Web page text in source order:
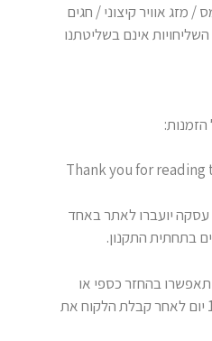
מזג אוויר קיצוני / חגים
אינם בשליטתנו
Thank you for
יועברו לאתר באחד
התקנון.
בהחזר כספי או
בטווח זמן של עד 14 יום לאחר קבלת הלקוח את